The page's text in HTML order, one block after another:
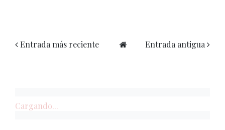
Entrada más reciente Entrada antigua
Cargando...